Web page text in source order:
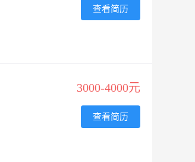
查看简历
3000-4000元
查看简历